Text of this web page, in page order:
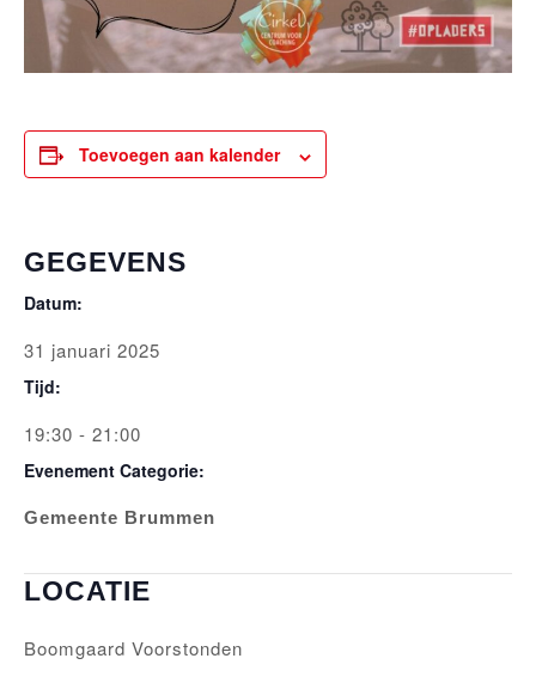
Toevoegen aan kalender
GEGEVENS
Datum:
31 januari 2025
Tijd:
19:30 - 21:00
Evenement Categorie:
Gemeente Brummen
LOCATIE
Boomgaard Voorstonden